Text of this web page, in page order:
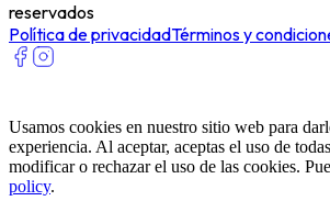
reservados
Política de privacidadTérminos y
Usamos cookies en nuestro sitio web para
experiencia. Al aceptar, aceptas el uso de
modificar o rechazar el uso de las cookies.
policy.